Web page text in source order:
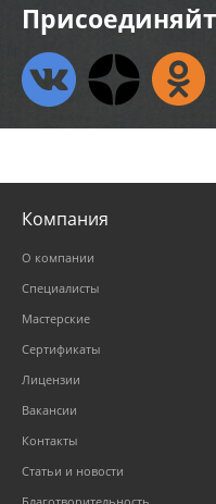
Компания
О компании
Специалисты
Мастерские
Сертификаты
Лицензии
Вакансии
Контакты
Статьи и новости